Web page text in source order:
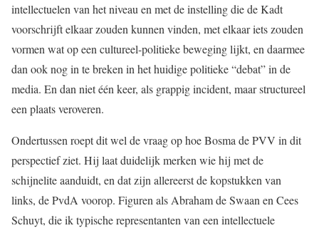
intellectuelen van het niveau en met de instelling die de Kadt
voorschrijft elkaar zouden kunnen vinden, met elkaar iets zouden
vormen wat op een cultureel-politieke beweging lijkt, en daarmee
dan ook nog in te breken in het huidige politieke “debat” in de
media. En dan niet één keer, als grappig incident, maar structureel
een plaats veroveren.
Ondertussen roept dit wel de vraag op hoe Bosma de PVV in dit
perspectief ziet. Hij laat duidelijk merken wie hij met de
schijnelite aanduidt, en dat zijn allereerst de kopstukken van
links, de PvdA voorop. Figuren als Abraham de Swaan en Cees
Schuyt, die ik typische representanten van een intellectuele